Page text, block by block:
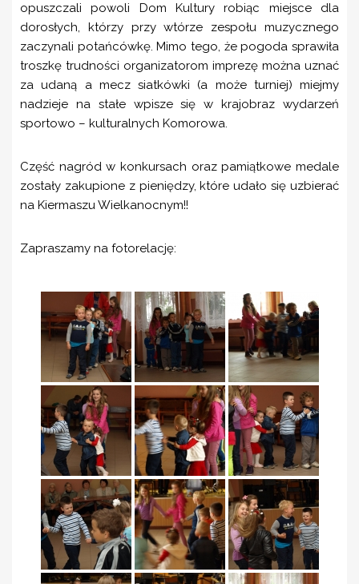
opuszczali powoli Dom Kultury robiąc miejsce dla
dorosłych, którzy przy wtórze zespołu muzycznego
zaczynali potańcówkę. Mimo tego, że pogoda sprawiła
troszkę trudności organizatorom imprezę można uznać
za udaną a mecz siatkówki (a może turniej) miejmy
nadzieje na stałe wpisze się w krajobraz wydarzeń
sportowo – kulturalnych Komorowa.
Część nagród w konkursach oraz pamiątkowe medale
zostały zakupione z pieniędzy, które udało się uzbierać
na Kiermaszu Wielkanocnym!!
Zapraszamy na fotorelację: